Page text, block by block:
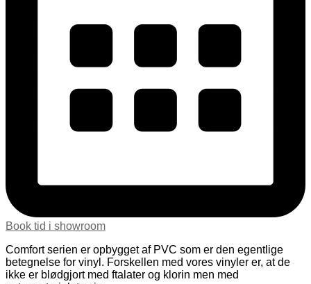
Book tid i showroom
Comfort serien er opbygget af PVC som er den egentlige
betegnelse for vinyl. Forskellen med vores vinyler er, at de
ikke er blødgjort med ftalater og klorin men med